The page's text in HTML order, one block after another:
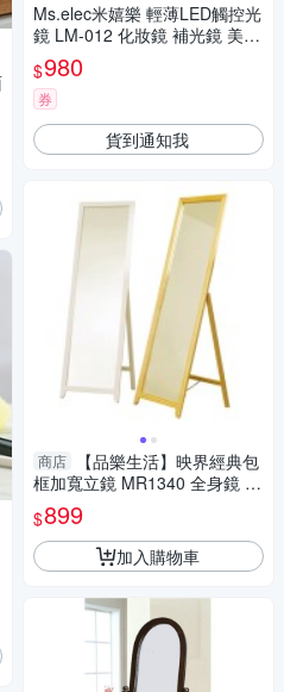
Ms.elec米嬉樂 輕薄LED觸控光
鏡 LM-012 化妝鏡 補光鏡 美妝
鏡 隨身鏡 旅行便攜 USB充電款
$980
券
貨到通知我
商店
【品樂生活】映界經典包
框加寬立鏡 MR1340 全身鏡 穿
搭鏡 長鏡 鏡子 加寬長鏡 穿衣
鏡
$899
加入購物車